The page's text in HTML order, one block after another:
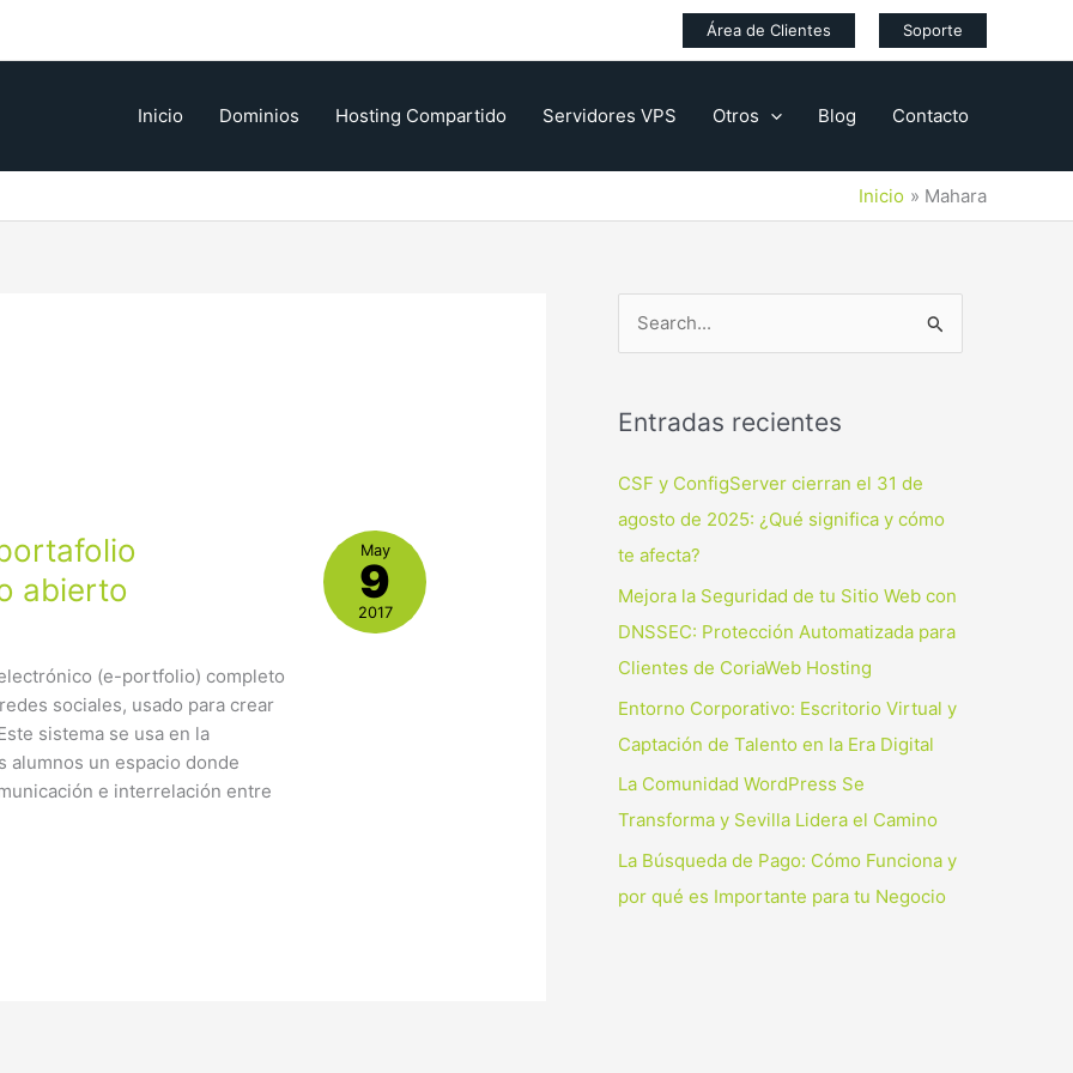
Área de Clientes Soporte
Inicio Dominios Hosting Compartido Servidores VPS Otros Blog Contacto
Inicio Mahara
abierto
(e-portfolio) completo
sociales, usado para crear
sistema se usa en la
alumnos un espacio donde
e interrelación entre
May
9
2017
c
a
p
Entradas recientes
CSF y ConfigServer cierran el 31 de
agosto de 2025: ¿Qué significa y cómo
te afecta?
Mejora la Seguridad de tu Sitio Web con
DNSSEC: Protección Automatizada para
Clientes de CoriaWeb Hosting
Entorno Corporativo: Escritorio Virtual y
Captación de Talento en la Era Digital
La Comunidad WordPress Se
Transforma y Sevilla Lidera el Camino
La Búsqueda de Pago: Cómo Funciona y
por qué es Importante para tu Negocio